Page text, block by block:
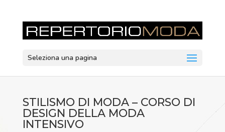
Seleziona una pagina
STILISMO DI MODA – CORSO DI
DESIGN DELLA MODA
INTENSIVO